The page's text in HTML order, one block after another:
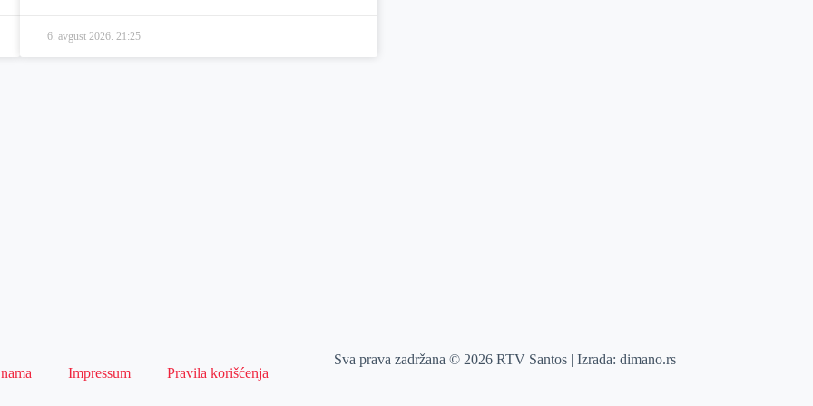
6. avgust 2026. 21:25
Impressum Pravila korišćenja
Sva prava zadržana © 2026 RTV Santos | Izrada:dimano.rs